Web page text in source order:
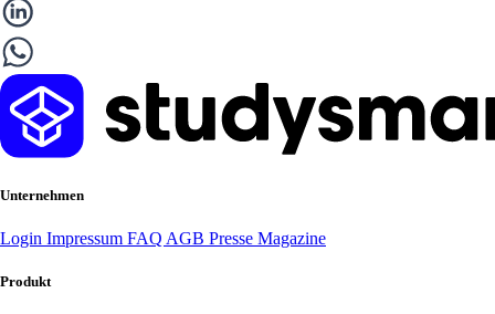
Unternehmen
Login Impressum FAQ AGB Presse Magazine
Produkt